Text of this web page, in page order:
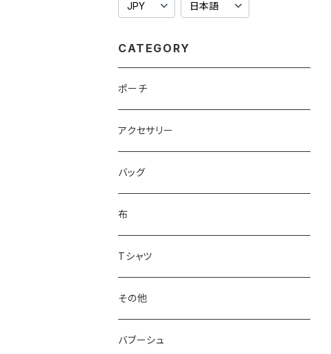
CATEGORY
ポーチ
アクセサリー
バッグ
布
Tシャツ
その他
バブーシュ